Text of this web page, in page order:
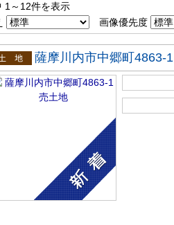
1～12件を表示
画像優先度
地
薩摩川内市中郷町4863-1